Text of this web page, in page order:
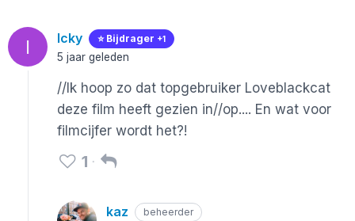
I Icky ⭐️ Bijdrager +1
5 jaar geleden
//Ik hoop zo dat topgebruiker Loveblackcat
deze film heeft gezien in//op.... En wat voor
filmcijfer wordt het?!
1
kaz beheerder